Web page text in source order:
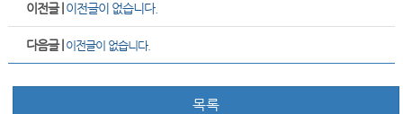
이전글 | 이전글이 없습니다.
다음글 | 이전글이 없습니다.
목록